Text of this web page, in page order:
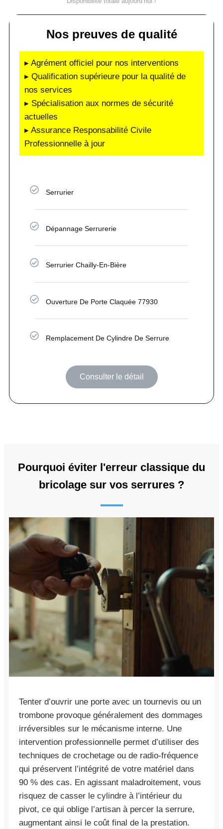
Nos preuves de qualité
▸ Agrément officiel pour nos interventions
▸ Qualification supérieure pour la qualité de
nos services
▸ Spécialisation aux normes de sécurité
actuelles
▸ Assurance Responsabilité Civile
Professionnelle à jour
Serrurier
Dépannage Serrurerie
Serrurier Chailly-En-Bière
Ouverture De Porte Claquée 77930
Remplacement De Cylindre De Serrure
Consulter le détail
Pourquoi éviter l'erreur classique du
bricolage sur vos serrures ?
Tenter d’ouvrir une porte avec un tournevis ou un
trombone provoque généralement des dommages
irréversibles sur le mécanisme interne. Une
intervention professionnelle permet d’utiliser des
techniques de crochetage ou de radio-fréquence
qui préservent l’intégrité de votre matériel dans
90 % des cas. En agissant maladroitement, vous
risquez de casser le cylindre à l’intérieur du
pivot, ce qui oblige l’artisan à percer la serrure,
augmentant ainsi le coût final de la prestation.